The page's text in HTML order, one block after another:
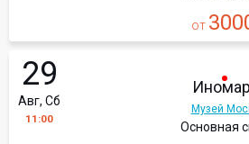
от
29
Авг, Сб
11:00
Музей
Основная